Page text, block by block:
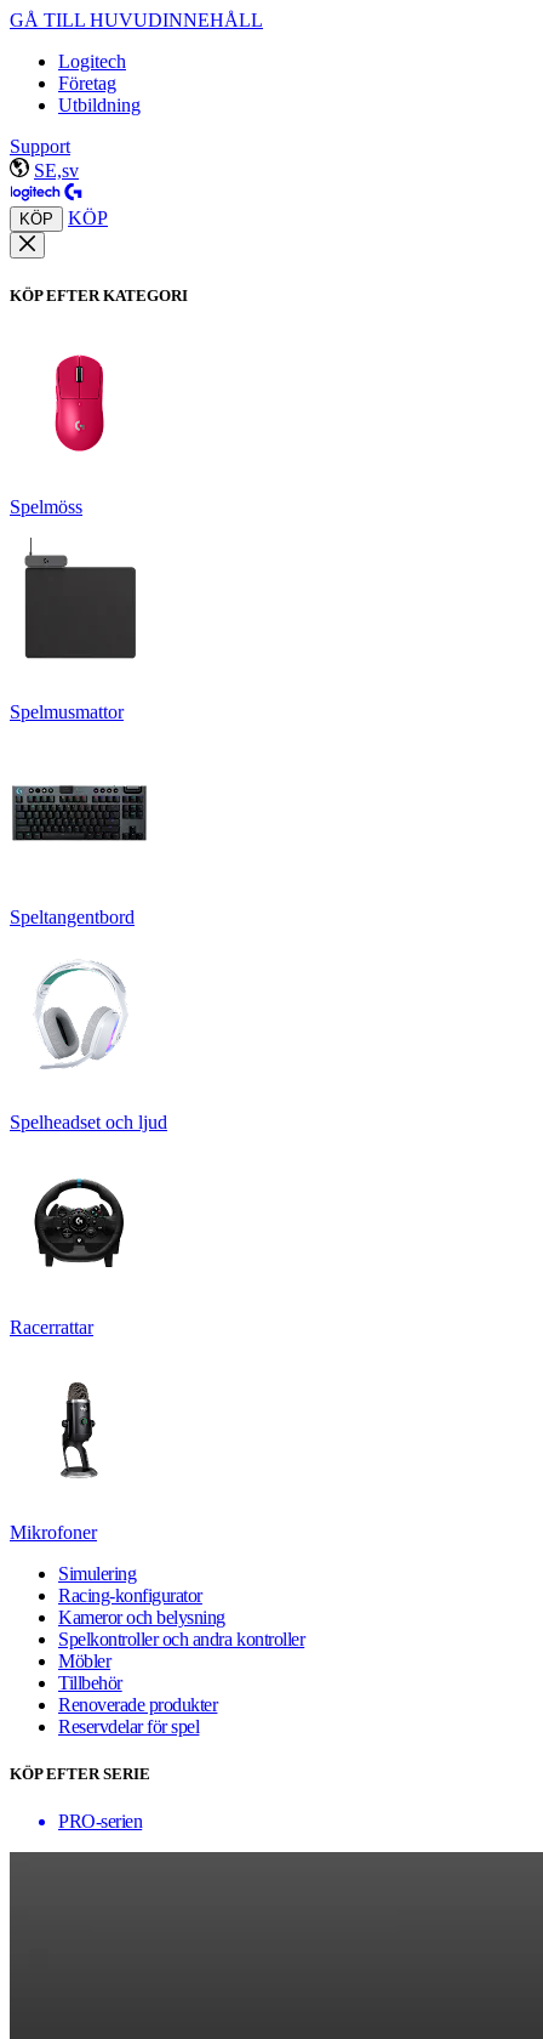
GÅ TILL HUVUDINNEHÅLL
Logitech
Företag
Utbildning
Support
SE,sv
KÖP KÖP
KÖP EFTER KATEGORI
Spelmöss
Spelmusmattor
Speltangentbord
Spelheadset och ljud
Racerrattar
Mikrofoner
Simulering
Racing-konfigurator
Kameror och belysning
Spelkontroller och andra kontroller
Möbler
Tillbehör
Renoverade produkter
Reservdelar för spel
KÖP EFTER SERIE
PRO-serien